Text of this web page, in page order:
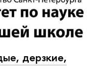
дерзкие,